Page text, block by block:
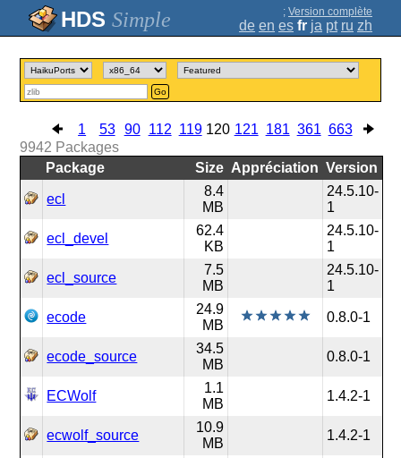
Simple ; Version complète
de en es fr ja pt ru zh
Go
1 53 90 112 119 120 121 181 361 663
9942 Packages
Package
Size Appréciation Version
ecl
8.4
MB
24.5.10-
1
ecl_devel
62.4
KB
24.5.10-
1
ecl_source
7.5
MB
24.5.10-
1
ecode
24.9
MB
0.8.0-1
ecode_source
34.5
MB
0.8.0-1
ECWolf
1.1
MB
1.4.2-1
ecwolf_source
10.9
MB
1.4.2-1